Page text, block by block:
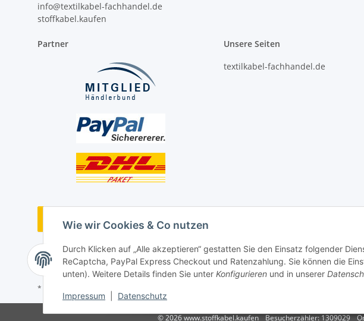
Wie wir Cookies & Co nutzen
Durch Klicken auf „Alle akzeptieren“ gestatten Sie den Einsatz folgender
ReCaptcha, PayPal Express Checkout und Ratenzahlung. Sie können die
unten). Weitere Details finden Sie unter Konfigurieren und in unserer
Impressum Datenschutz
info@textilkabel-fachhandel.de
stoffkabel.kaufen
Partner Unsere Seiten
textilkabel-fachhandel.de
Vertrag widerrufen
* Alle Preise inkl. gesetzlicher USt., ** siehe Lieferbedingungen, zzgl.
© 2026 www.stoffkabel.kaufen Besucherzähler: 1309029